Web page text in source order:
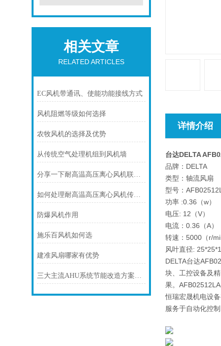
相关文章
RELATED ARTICLES
EC风机带通讯、使能功能接线方式
风机阻燃等级如何选择
农牧风机的选择及优势
从传统空气处理机组到风机墙
分享一下耐高温高压离心风机联轴器的调整校正步骤
如何处理耐高温高压离心风机传动部位磨损的情况？
防爆风机作用
施乐百风机如何选
建准风扇哪家有优势
三大主流AHU系统节能改造方案解析
详情介绍
台达DELTA
品牌：DELTA
类型：轴流风扇
型号：
功率 :0.36（w）
电压: 12（V）
电流：0.36（A）
转速：5000（r/
风叶直径:
DELTA台达
块、工控设备及
果。
恒瑞宏晟机电设
服务于自动化控